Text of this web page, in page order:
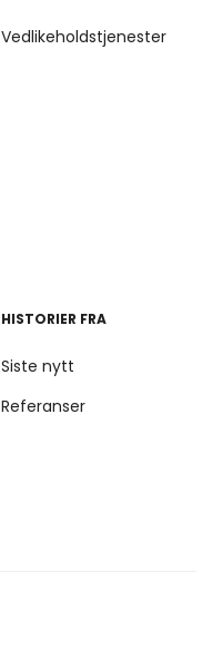
Vedlikeholdstjenester
HISTORIER FRA
Siste nytt
Referanser